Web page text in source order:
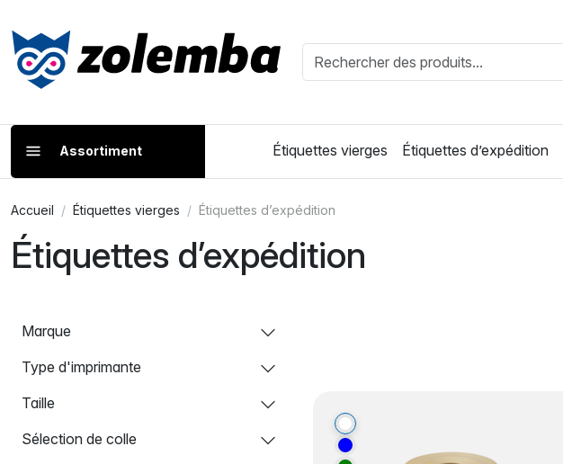
Assortiment Étiquettes vierges Étiquettes d’expédition
Accueil Étiquettes vierges Étiquettes d’expédition
Étiquettes d’expédition
Marque
Type d'imprimante
Taille
Sélection de colle